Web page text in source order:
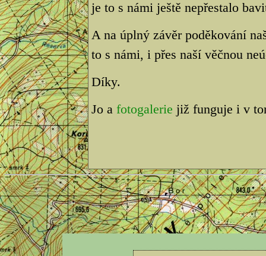
je to s námi ještě nepřestalo
A na úplný závěr poděkování
to s námi, i přes naší věčnou
Díky.
Jo a fotogalerie již funguje i v